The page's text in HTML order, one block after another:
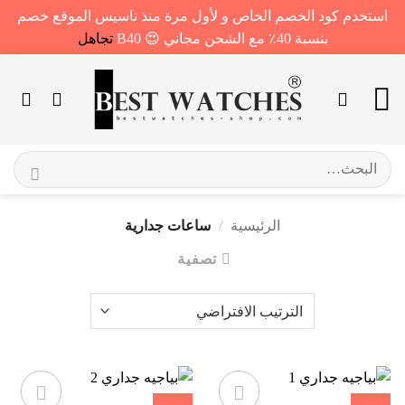
استخدم كود الخصم الخاص و لأول مرة منذ تاسيس الموقع خصم
بنسبة 40٪ مع الشحن مجاني 😍 B40
تجاهل
للمحتوى
البحث
عن:
الرئيسية / ساعات جدارية
تصفية